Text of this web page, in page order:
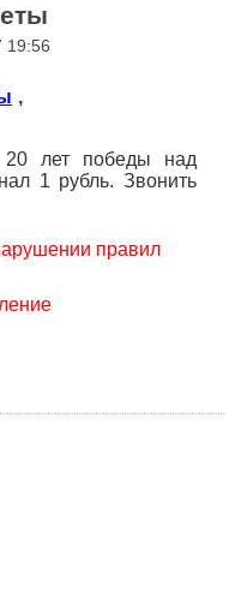
19:56
,
лет победы над
1 рубль. Звонить
правил